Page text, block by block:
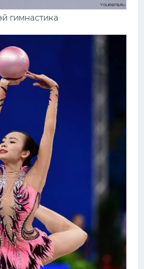
гимнастика